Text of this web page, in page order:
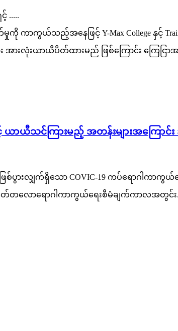
.....
က်မှုကို ကာကွယ်သည့်အနေဖြင့် Y-Max College နှင့်
အားလုံးယာယီပိတ်ထားမည် ဖြစ်ကြောင်း ကြေင
ြင့် ယာယီသင်ကြားမည့် အတန်းများအကြောင်း
လျှက်ရှိသော COVIC-19 ကပ်ရောဂါကာကွယ်ရေ
တ်တလောရောဂါကာကွယ်ရေးစီမံချက်ကာလအတွင်း